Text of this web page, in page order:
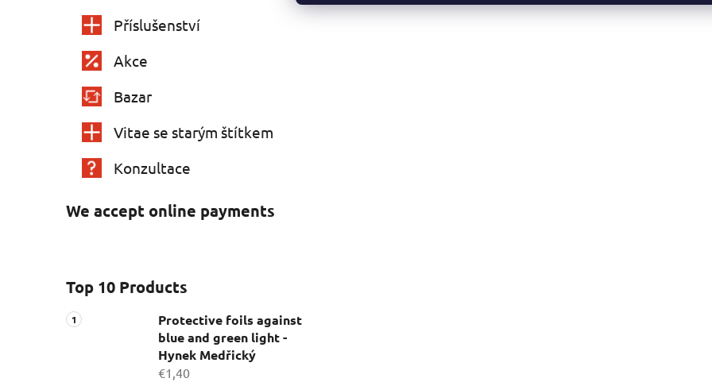
Příslušenství
Akce
Bazar
Vitae se starým štítkem
Konzultace
We accept online payments
Top 10 Products
Protective foils against
blue and green light -
Hynek Medřický
€1,40